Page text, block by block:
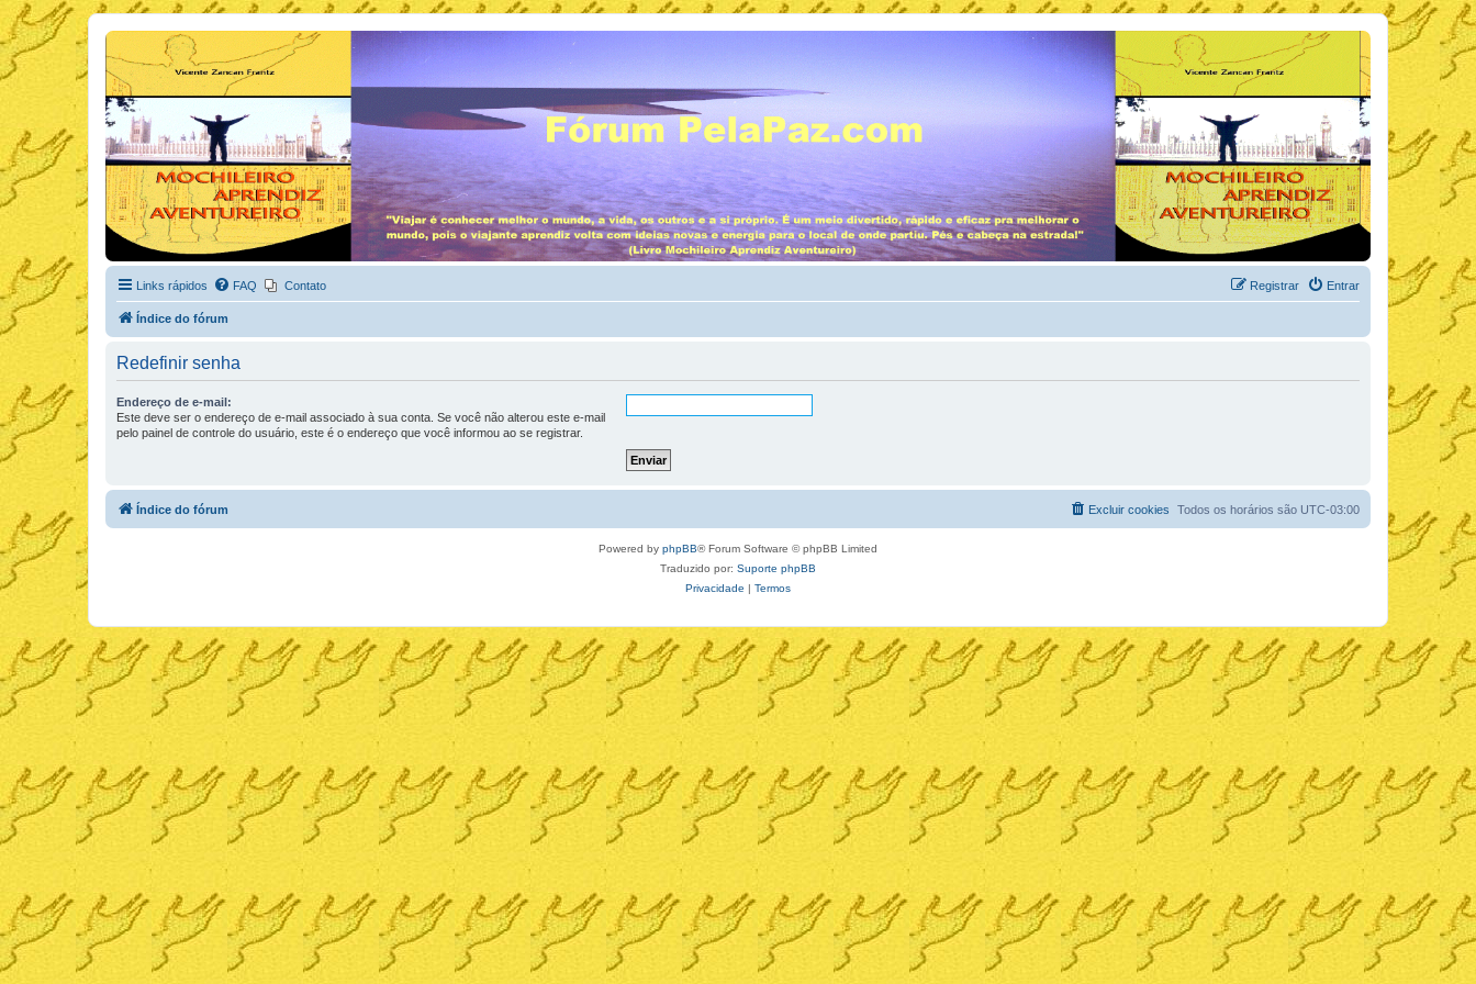
Links rápidos FAQ Contato Entrar
Registrar
Índice do fórum
Redefinir senha
Endereço de e-mail:
Este deve ser o endereço de e-mail associado à sua conta. Se você não alterou este e-mail
pelo painel de controle do usuário, este é o endereço que você informou ao se registrar.
Índice do fórum Todos os horários são UTC-03:00
Excluir cookies
Powered by phpBB® Forum Software © phpBB Limited
Traduzido por: Suporte phpBB
Privacidade | Termos